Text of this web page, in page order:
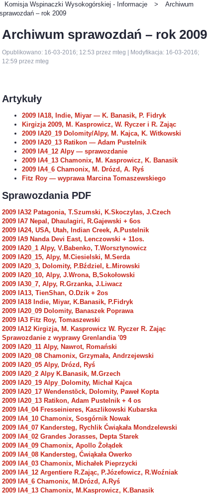
Komisja Wspinaczki Wysokogórskiej - Informacje >
Archiwum
sprawozdań – rok 2009
Archiwum sprawozdań – rok 2009
Opublikowano: 16-03-2016; 12:53 przez mteg | Modyfikacja: 16-03-2016;
12:59 przez mteg
Artykuły
2009 IA18, Indie, Miyar — K. Banasik, P. Fidryk
Kirgizja 2009, M. Kasprowicz, W. Ryczer i R. Zając
2009 IA20_19 Dolomity/Alpy, M. Kajca, K. Witkowski
2009 IA20_13 Ratikon — Adam Pustelnik
2009 IA4_12 Alpy — sprawozdanie
2009 IA4_13 Chamonix, M. Kasprowicz, K. Banasik
2009 IA4_6 Chamonix, M. Drózd, A. Ryś
Fitz Roy — wyprawa Marcina Tomaszewskiego
Sprawozdania PDF
2009 IA32 Patagonia, T.Szumski, K.Skoczylas, J.Czech
2009 IA7 Nepal, Dhaulagiri, R.Gajewski + 6os
2009 IA24, USA, Utah, Indian Creek, A.Pustelnik
2009 IA9 Nanda Devi East, Lenczowski + 11os.
2009 IA20_1 Alpy, V.Babenko, T.Worsztynowicz
2009 IA20_15, Alpy, M.Ciesielski, M.Serda
2009 IA20_3, Dolomity, P.Bździel, Ł.Mirowski
2009 IA20_10, Alpy, J.Wrona, B,Sokołowski
2009 IA30_7, Alpy, R.Grzanka, J.Liwacz
2009 IA13, TienShan, O.Dzik + 2os
2009 IA18 Indie, Miyar, K.Banasik, P.Fidryk
2009 IA20_09 Dolomity, Banaszek Poprawa
2009 IA3 Fitz Roy, Tomaszewski
2009 IA12 Kirgizja, M. Kasprowicz W. Ryczer R. Zając
Sprawozdanie z wyprawy Grenlandia '09
2009 IA20_11 Alpy, Nawrot, Romański
2009 IA20_08 Chamonix, Grzymała, Andrzejewski
2009 IA20_05 Alpy, Drózd, Ryś
2009 IA20_2 Alpy K.Banasik, M.Grzech
2009 IA20_19 Alpy_Dolomity, Michał Kajca
2009 IA20_17 Wendenstöck, Dolomity, Paweł Kopta
2009 IA20_13 Ratikon, Adam Pustelnik + 4 os
2009 IA4_04 Fresseinieres, Kaszlikowski Kubarska
2009 IA4_10 Chamonix, Sosgórnik Nowak
2009 IA4_07 Kandersteg, Rychlik Ćwiąkała Mondzelewski
2009 IA4_02 Grandes Jorasses, Depta Starek
2009 IA4_09 Chamonix, Apollo Żołądek
2009 IA4_08 Kandersteg, Ćwiąkała Owerko
2009 IA4_03 Chamonix, Michałek Pieprzycki
2009 IA4_12 Argentiere R.Zając, P.Józefowicz, R.Woźniak
2009 IA4_6 Chamonix, M.Drózd, A.Ryś
2009 IA4_13 Chamonix, M.Kasprowicz, K.Banasik